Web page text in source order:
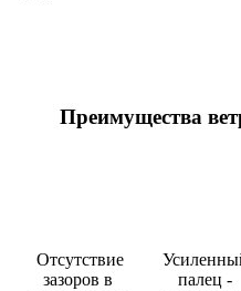
Преимущества
Отсутствие
зазоров в
палец -